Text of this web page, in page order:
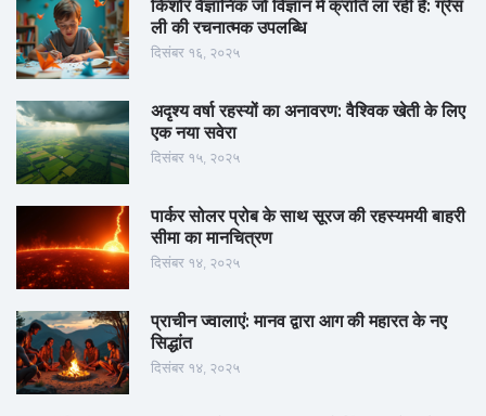
किशोर वैज्ञानिक जो विज्ञान में क्रांति ला रही हैं: ग्रेस
ली की रचनात्मक उपलब्धि
दिसंबर १६, २०२५
अदृश्य वर्षा रहस्यों का अनावरण: वैश्विक खेती के लिए
एक नया सवेरा
दिसंबर १५, २०२५
पार्कर सोलर प्रोब के साथ सूरज की रहस्यमयी बाहरी
सीमा का मानचित्रण
दिसंबर १४, २०२५
प्राचीन ज्वालाएं: मानव द्वारा आग की महारत के नए
सिद्धांत
दिसंबर १४, २०२५